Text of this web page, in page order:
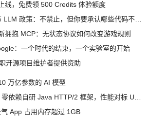
线，免费领 500 Credits 体验额度
拥抱 MCP：无状态协议如何改变游戏规则
：一个时代的结束，一个实验室的开始
开源项目维护者提供资助
万亿参数的 AI 模型
App 占用内存超过 1GB